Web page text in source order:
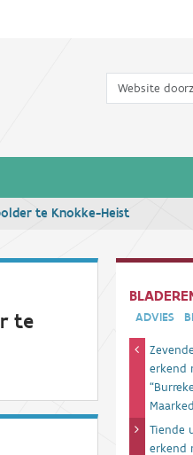
Zoek
te Knokke-Heist
te
ADVIES
erkend
Tiende
erkend